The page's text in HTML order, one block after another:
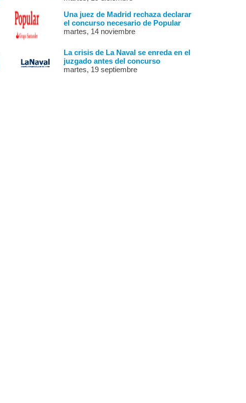
Una juez de Madrid rechaza declarar
el concurso necesario de Popular
martes, 14 noviembre
La crisis de La Naval se enreda en el
juzgado antes del concurso
martes, 19 septiembre